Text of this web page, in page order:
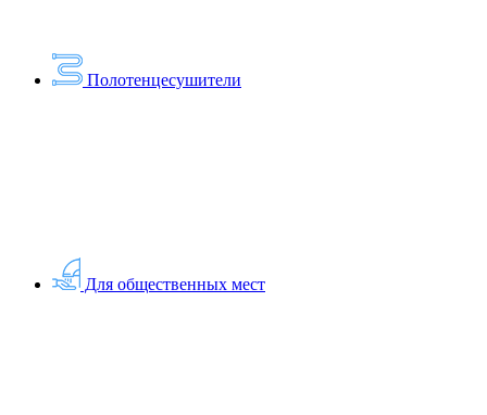
Полотенцесушители
Для общественных мест